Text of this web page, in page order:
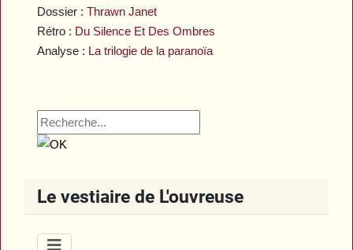
Dossier :Thrawn Janet
Rétro : Du Silence Et Des Ombres
Analyse : La trilogie de la paranoïa
Le vestiaire de L'ouvreuse